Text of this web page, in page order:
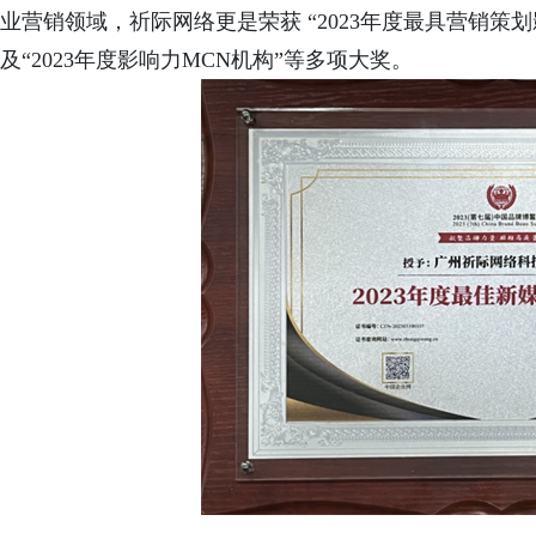
业营销领域，祈际网络更是荣获 “2023年度最具营销策
及“2023年度影响力MCN机构”等多项大奖。